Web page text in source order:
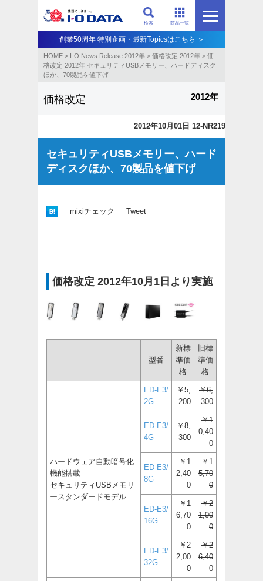
商品一覧
検索
創業50周年 特別企画・最新Topicsはこちら ＞
HOME > I-O News Release 2012年 > 価格改定 2012年 > 価
格改定 2012年 セキュリティUSBメモリー、ハードディスク
ほか、70製品を値下げ
価格改定 2012年
2012年10月01日 12-NR219
セキュリティUSBメモリー、ハード
ディスクほか、70製品を値下げ
mixiチェック Tweet
価格改定 2012年10月1日より実施
型番
新標
準価
格
旧標
準価
格
ハードウェア自動暗号化
機能搭載
セキュリティUSBメモリ
ースタンダードモデル
ED-E3/
2G
￥5,
200
￥6,
300
ED-E3/
4G
￥8,
300
￥1
0,40
0
ED-E3/
8G
￥1
2,40
0
￥1
5,70
0
ED-E3/
16G
￥1
6,70
0
￥2
1,00
0
ED-E3/
32G
￥2
2,00
0
￥2
6,40
0